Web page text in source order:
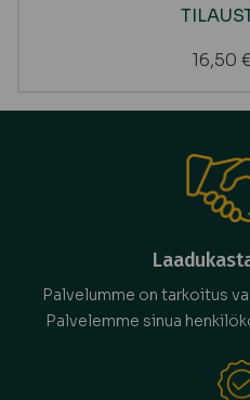
16,50
Palvelumme on tarkoitus
Palvelemme sinua